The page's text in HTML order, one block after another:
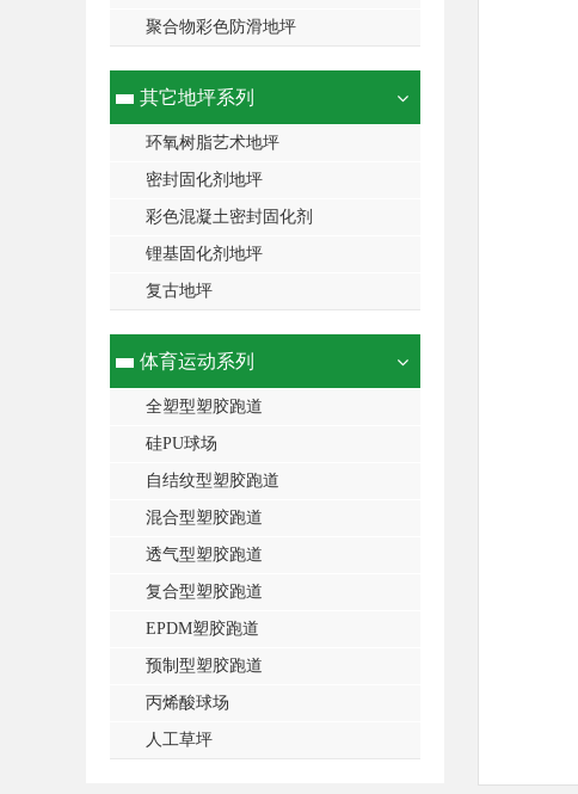
聚合物彩色防滑地坪
其它地坪系列
环氧树脂艺术地坪
密封固化剂地坪
彩色混凝土密封固化剂
锂基固化剂地坪
复古地坪
体育运动系列
全塑型塑胶跑道
硅PU球场
自结纹型塑胶跑道
混合型塑胶跑道
透气型塑胶跑道
复合型塑胶跑道
EPDM塑胶跑道
预制型塑胶跑道
丙烯酸球场
人工草坪